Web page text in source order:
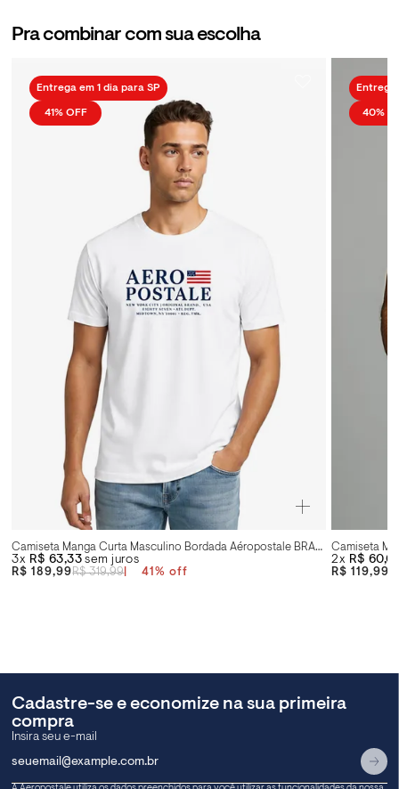
Pra combinar com sua escolha
41% OFF
Entrega em 1 dia para SP
Camiseta Manga Curta Masculino Bordada Aéropostale BRANCO
R$ 319,99
R$ 189,99 41%
3x R$ 63,33sem juros
40%
Entrega
R$ 119,99
2x R$
Cadastre-se e economize na sua primeira
compra